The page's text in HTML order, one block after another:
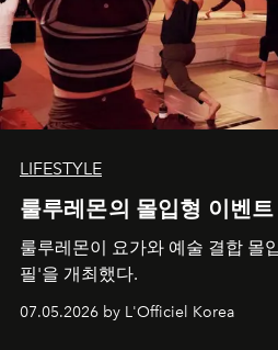
LIFESTYLE
룰루레몬의 몰입형 이벤트
룰루레몬이 요가와 예술 결합 몰
필'을 개최했다.
07.05.2026 by L'Officiel Korea